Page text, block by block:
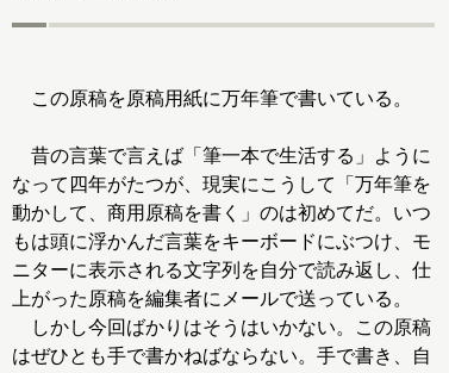
この原稿を原稿用紙に万年筆で書いている。
昔の言葉で言えば「筆一本で生活する」ように
なって四年がたつが、現実にこうして「万年筆を
動かして、商用原稿を書く」のは初めてだ。いつ
もは頭に浮かんだ言葉をキーボードにぶつけ、モ
ニターに表示される文字列を自分で読み返し、仕
上がった原稿を編集者にメールで送っている。
しかし今回ばかりはそうはいかない。この原稿
はぜひとも手で書かねばならない。手で書き、自